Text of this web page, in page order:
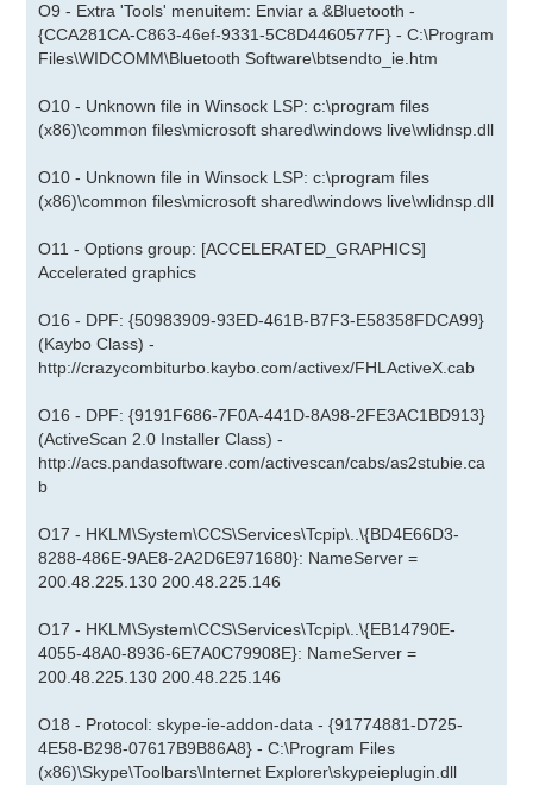
O9 - Extra 'Tools' menuitem: Enviar a &Bluetooth -
{CCA281CA-C863-46ef-9331-5C8D4460577F} - C:\Program
Files\WIDCOMM\Bluetooth Software\btsendto_ie.htm
O10 - Unknown file in Winsock LSP: c:\program files
(x86)\common files\microsoft shared\windows live\wlidnsp.dll
O10 - Unknown file in Winsock LSP: c:\program files
(x86)\common files\microsoft shared\windows live\wlidnsp.dll
O11 - Options group: [ACCELERATED_GRAPHICS]
Accelerated graphics
O16 - DPF: {50983909-93ED-461B-B7F3-E58358FDCA99}
(Kaybo Class) -
http://crazycombiturbo.kaybo.com/activex/FHLActiveX.cab
O16 - DPF: {9191F686-7F0A-441D-8A98-2FE3AC1BD913}
(ActiveScan 2.0 Installer Class) -
http://acs.pandasoftware.com/activescan/cabs/as2stubie.ca
b
O17 - HKLM\System\CCS\Services\Tcpip\..\{BD4E66D3-
8288-486E-9AE8-2A2D6E971680}: NameServer =
200.48.225.130 200.48.225.146
O17 - HKLM\System\CCS\Services\Tcpip\..\{EB14790E-
4055-48A0-8936-6E7A0C79908E}: NameServer =
200.48.225.130 200.48.225.146
O18 - Protocol: skype-ie-addon-data - {91774881-D725-
4E58-B298-07617B9B86A8} - C:\Program Files
(x86)\Skype\Toolbars\Internet Explorer\skypeieplugin.dll